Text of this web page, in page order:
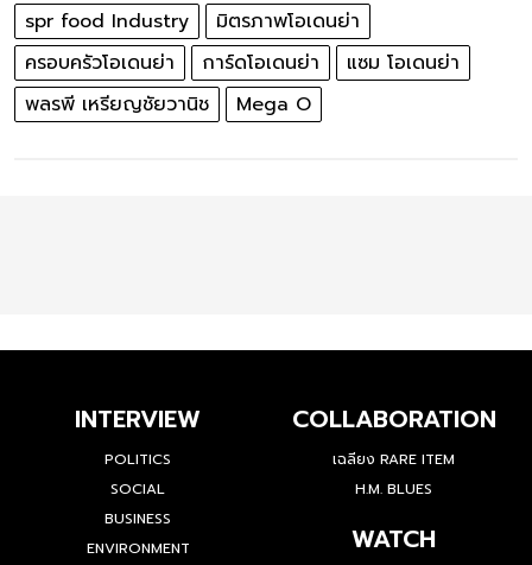
spr food Industry
มิตรภาพโอเดนย่า
ครอบครัวโอเดนย่า
การ์ดโอเดนย่า
แซม โอเดนย่า
พลรพี เหรียญชัยวานิช
Mega O
INTERVIEW
POLITICS
SOCIAL
BUSINESS
ENVIRONMENT
COLLABORATION
เฉลียง RARE ITEM
H.M. BLUES
WATCH